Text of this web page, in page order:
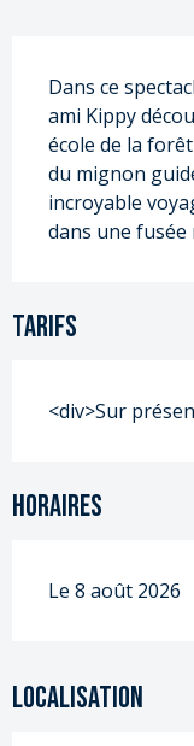
Dans ce
ami Kippy
école de la
du mignon
incroyable
dans une fusée
Tarifs
<div>Sur
Horaires
Le 8 août 2026
Localisation